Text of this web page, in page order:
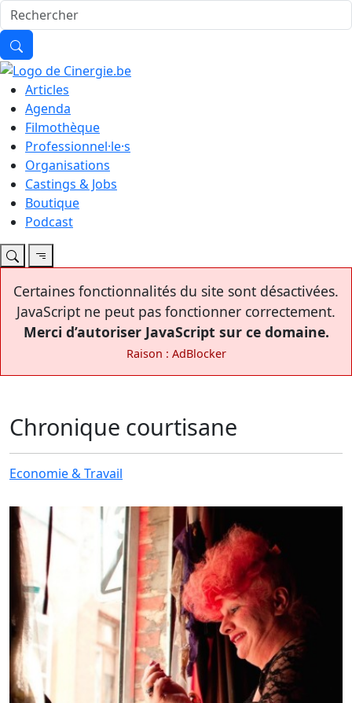
Articles
Agenda
Filmothèque
Professionnel·le·s
Organisations
Castings & Jobs
Boutique
Podcast
Certaines fonctionnalités du site sont désactivées.
JavaScript ne peut pas fonctionner correctement.
Merci d’autoriser JavaScript sur ce domaine.
Raison : AdBlocker
Chronique courtisane
Economie & Travail